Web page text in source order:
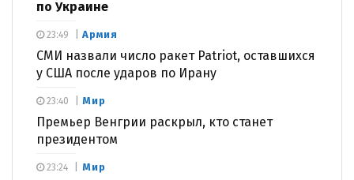
по Украине
Армия
СМИ назвали число ракет Patriot, оставшихся
у США после ударов по Ирану
23:49
Мир
Премьер Венгрии раскрыл, кто станет
президентом
23:40
Мир
23:24